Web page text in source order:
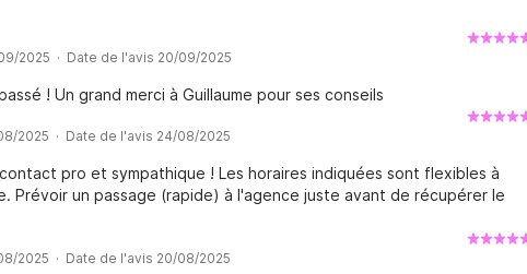
2025 · Date de l'avis 20/09/2025
! Un grand merci à Guillaume pour ses conseils
2025 · Date de l'avis 24/08/2025
pro et sympathique ! Les horaires indiquées sont flexibles à
Prévoir un passage (rapide) à l'agence juste avant de récupérer le
2025 · Date de l'avis 20/08/2025